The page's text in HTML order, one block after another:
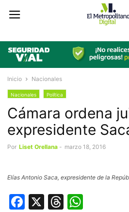
Inicio Nacionales
Nacionales Política
Cámara ordena
expresidente
Por Liset Orellana - marzo 18, 2016
Elías Antonio Saca, expresidente de la
Facebook
X Threads